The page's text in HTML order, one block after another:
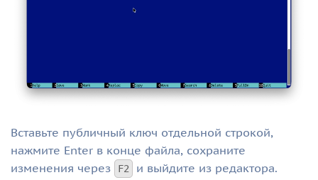
Вставьте публичный ключ отдельной строкой,
нажмите Enter в конце файла, сохраните
изменения через
F2 и выйдите из редактора.